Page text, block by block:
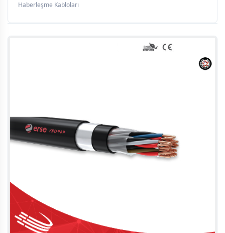
Haberleşme Kabloları